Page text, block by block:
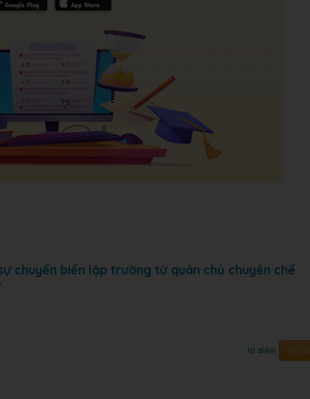
chuyển biến lập trường từ quân chủ chuyên chế
10 điểm Trả lời